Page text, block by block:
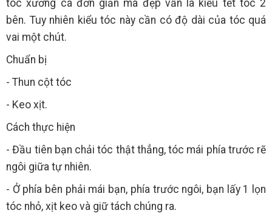
tóc xương cá đơn giản mà đẹp vẫn là kiểu tết tóc 2
bên. Tuy nhiên kiểu tóc này cần có độ dài của tóc quá
vai một chút.
Chuẩn bị
- Thun cột tóc
- Keo xịt.
Cách thực hiện
- Đầu tiên bạn chải tóc thật thẳng, tóc mái phía trước rẽ
ngôi giữa tự nhiên.
- Ở phía bên phải mái bạn, phía trước ngôi, bạn lấy 1 lọn
tóc nhỏ, xịt keo và giữ tách chúng ra.